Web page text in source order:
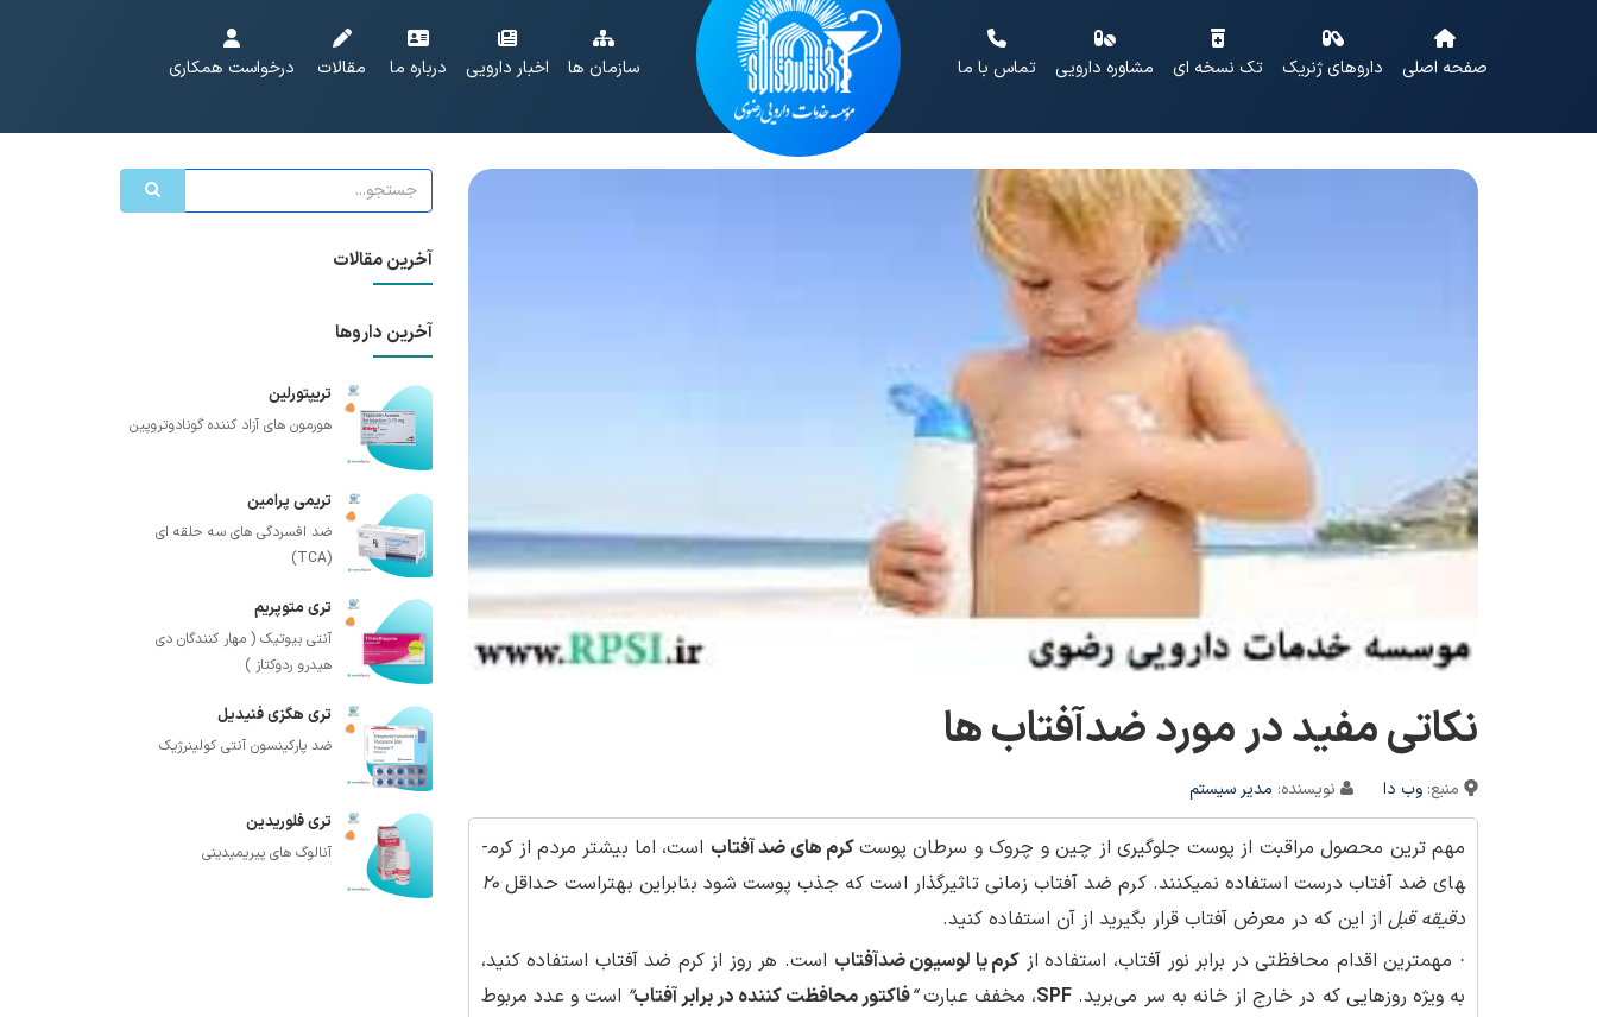
صفحه اصلی داروهای ژنریک تک نسخه ای مشاوره دارویی تماس با ما سازمان ها اخبار دارویی درباره ما مقالات درخواست همکاری
نکاتی مفید در مورد ضدآفتاب ها
منبع: وب دا نویسنده: مدیر سیستم
مهم ترین محصول مراقبت از پوست جلوگیری از چین و چروک و سرطان پوستکرم های ضد آفتاباست، اما بیشتر مردم از کرم­
های ضد آفتاب درست استفاده نمی­کنند. کرم ضد آفتاب زمانی تاثیرگذار است که جذب پوست شود بنابراین بهتراست حداقل20
دقیقه قبل از این که در معرض آفتاب قرار بگیرید از آن استفاده کنید.
· مهمترین اقدام محافظتی در برابر نور آفتاب، استفاده از کرم یا لوسیون ضدآفتاب است. هر روز از کرم ضد آفتاب استفاده کنید،
به ویژه روزهایی که در خارج از خانه به سر می‌برید. SPF، مخفف عبارت“فاکتور محافظت کننده در برابر آفتاب” است و عدد مربوط
آخرین مقالات
آخرین داروها
تریپتورلین
هورمون های آزاد کننده گونادوتروپین
تریمی پرامین
ضد افسردگی های سه حلقه ای
(TCA)
تری متوپریم
آنتی بیوتیک ( مهار کنندگان دی
هیدرو ردوکتاز )
تری هگزی فنیدیل
ضد پارکینسون آنتی کولینرژیک
تری فلوریدین
آنالوگ های پیریمیدینی